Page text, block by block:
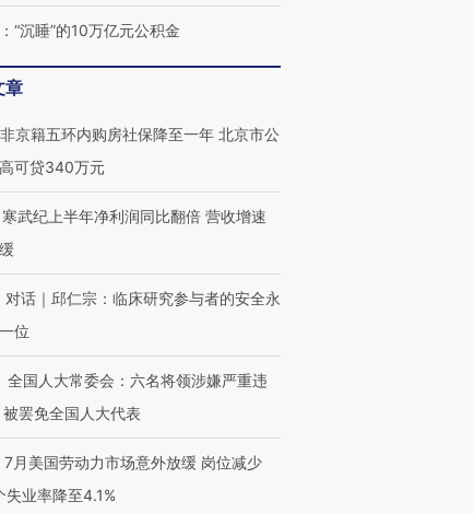
私7万
视线｜被称为“蟑螂”的印
： “沉睡”的10万亿元公积金
章
非京籍五环内购房社保降至一年 北京市公
可贷340万元
寒武纪上半年净利润同比翻倍 营收增速
对话｜邱仁宗：临床研究参与者的安全永
位
全国人大常委会：六名将领涉嫌严重违
罢免全国人大代表
7月美国劳动力市场意外放缓 岗位减少
失业率降至4.1%